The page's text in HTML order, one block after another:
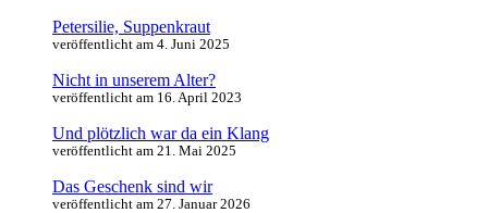
Petersilie, Suppenkraut
veröffentlicht am 4. Juni 2025
Nicht in unserem Alter?
veröffentlicht am 16. April 2023
Und plötzlich war da ein Klang
veröffentlicht am 21. Mai 2025
Das Geschenk sind wir
veröffentlicht am 27. Januar 2026